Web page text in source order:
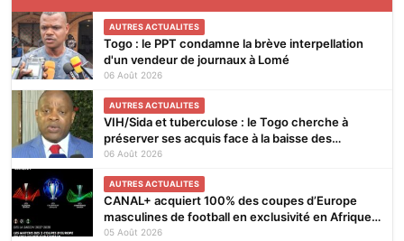
AUTRES ACTUALITES
Togo : le PPT condamne la brève interpellation
d'un vendeur de journaux à Lomé
06 Août 2026
AUTRES ACTUALITES
VIH/Sida et tuberculose : le Togo cherche à
préserver ses acquis face à la baisse des
financements
06 Août 2026
AUTRES ACTUALITES
CANAL+ acquiert 100% des coupes d’Europe
masculines de football en exclusivité en Afrique
subsaharienne pour 4 saisons jusqu’en 2031
05 Août 2026